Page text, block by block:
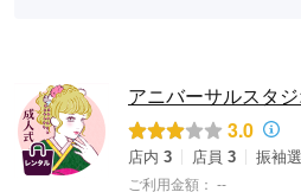
アニバーサルスタ
3.0
店内 3 店員 3 振袖
ご利用金額： --